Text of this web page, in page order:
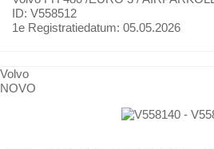
ID: V558512
1e Registratiedatum: 05.05.2026
Volvo
NOVO